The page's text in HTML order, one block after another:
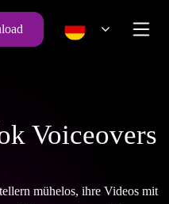
Voiceovers
mühelos, ihre Videos mit